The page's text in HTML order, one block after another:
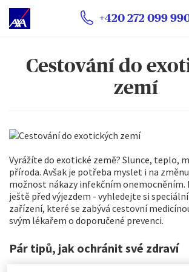
+420 272 099
Cestování do
zemí
Vyrážíte do exotické země? Slunce, teplo,
příroda. Avšak je potřeba myslet i na
možnost nákazy infekčním onemocněním.
ještě před výjezdem - vyhledejte si
zařízení, které se zabývá cestovní
svým lékařem o doporučené prevenci.
Pár tipů, jak ochránit své zdraví
Tyto webové stránky shromažďují
Při prohlížení webových stránek se
Partners nebo externími poskytovateli
přijmoutneboodmítnout. Vaše
po dobu6měsíců. Prostřednictvím
souborů cookie můžete souhlasit se
s některými volitelnými soubory cookie
jejich kategorii, a to:
volby“ níže, nebo